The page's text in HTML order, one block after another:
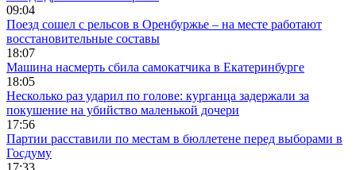
09:04
Поезд сошел с рельсов в Оренбуржье – на месте работают
восстановительные составы
18:07
Машина насмерть сбила самокатчика в Екатеринбурге
18:05
Несколько раз ударил по голове: курганца задержали за
покушение на убийство маленькой дочери
17:56
Партии расставили по местам в бюллетене перед выборами в
Госдуму